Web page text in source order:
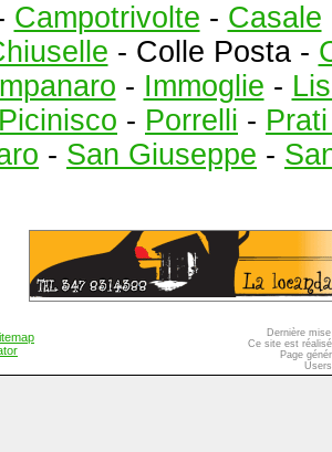
Campotrivolte - Casale
- Colle Posta -
- Immoglie -
Picinisco - Porrelli -
- San Giuseppe -
Dernière
Ce site est
Page